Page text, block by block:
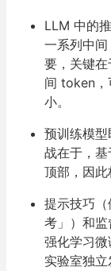
LLM 中的
一系列中
要，关键
间 token，
小。
预训练模
战在于，
顶部，因此
提示技巧
考」）和
强化学习
实验室独